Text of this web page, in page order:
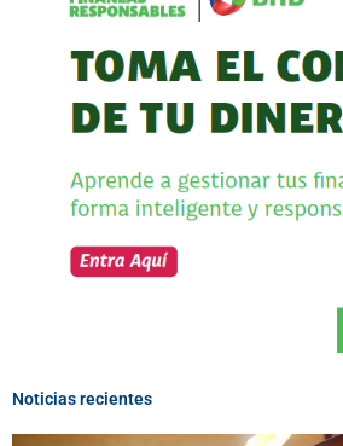
Noticias recientes